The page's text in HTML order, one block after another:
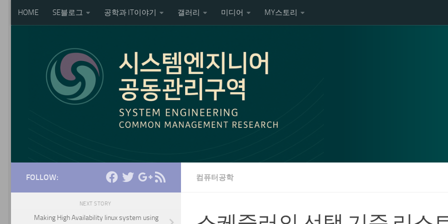
Skip to content
HOME SE블로그 공학과 IT이야기 갤러리 미디어 MY스토리
컴퓨터공학
FOLLOW:
NEXT STORY
Making High Availability linux system using